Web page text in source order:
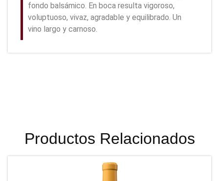
fondo balsámico. En boca resulta vigoroso,
voluptuoso, vivaz, agradable y equilibrado. Un
vino largo y carnoso.
Productos Relacionados